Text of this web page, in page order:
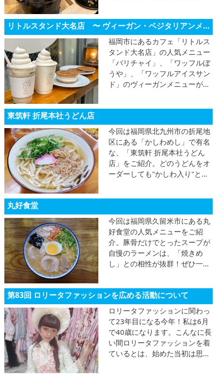
ん、目にも美しい料理の数々を
ご覧あれ！
リトルスタンド大名店 〜 ヴィーガン・ベジタリアンメニュー試食ツアー in 福岡市！〜
福岡市にあるカフェ「リトルス
タンド大名店」の人気メニュー
「バリチャイ」、「ワッフルぼ
うや」、「ワッフルアイスサン
ド」のヴィーガンメニューが登
東筑軒 折尾本社うどん店
今回は福岡県北九州市の折尾地
区にある「かしわめし」で有名
な、「東筑軒 折尾本社うどん
店」をご紹介。どのうどんをオ
ーダーしても"かしわ入り"とい
丸好食堂
今回は福岡県久留米市にある丸
好食堂の人気メニューをご紹
介。豚骨だけでとったスープが
自慢のラーメンは、「焼きめ
し」との相性が抜群！ぜひ一緒
第83回 ロリータファッションを広める活動について
ロリータファッションに関わっ
て23年目になる今年！私は6月
で40歳になります。こんなに長
い間ロリータファッションを着
ているとは、始めた当初は思っ